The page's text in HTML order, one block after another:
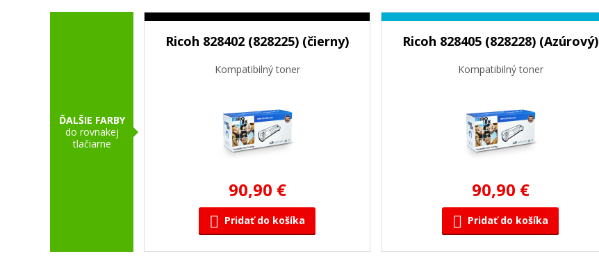
ĎALŠIE FARBY
do rovnakej
tlačiarne
Ricoh 828402 (828225) (čierny)
Kompatibilný toner
90,90 €
Pridať do košíka
Ricoh 828405 (828228) (Azúrový)
Kompatibilný toner
90,90 €
Pridať do košíka